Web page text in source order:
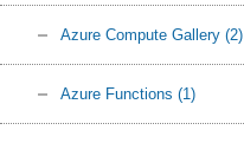
Azure Compute Gallery (2)
Azure Functions (1)